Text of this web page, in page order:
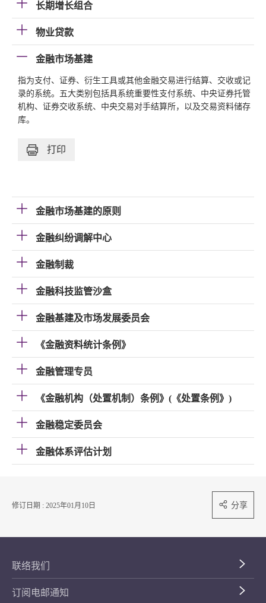
长期增长组合
物业贷款
金融市场基建
指为支付、证券、衍生工具或其他金融交易进行结算、交收或记
录的系统。五大类别包括具系统重要性支付系统、中央证券托管
机构、证券交收系统、中央交易对手结算所，以及交易资料储存
库。
打印
金融市场基建的原则
金融纠纷调解中心
金融制裁
金融科技监管沙盒
金融基建及市场发展委员会
《金融资料统计条例》
金融管理专员
《金融机构（处置机制）条例》(《处置条例》)
金融稳定委员会
金融体系评估计划
修订日期 : 2025年01月10日 分享
联络我们
订阅电邮通知